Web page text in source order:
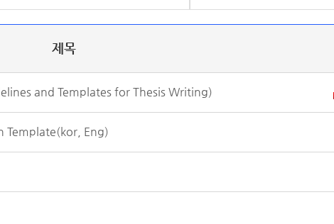
제목
and Templates for Thesis Writing)
Template(kor, Eng)